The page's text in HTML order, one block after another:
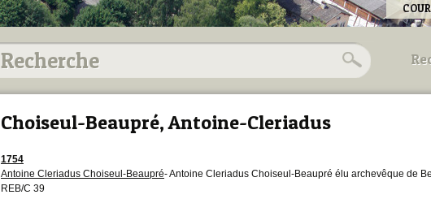
Choiseul-Beaupré, Antoine-Cleriadus
1754
Antoine Cleriadus Choiseul-Beaupré- Antoine Cleriadus Choiseul-Beaupré élu archevêque de
REB/C 39